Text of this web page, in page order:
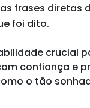
frases diretas
foi dito.
crucial
confiança e
o tão